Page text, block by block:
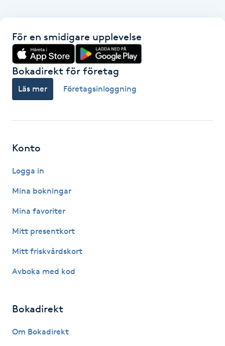
Fransförlängning Megavolym
Fransförlängning Volym
Fransrengöring
Frekvensterapi
Friskvårdsmassage
Frisör
Färgning
För en smidigare upplevelse
Bokadirekt för företag
Läs mer Företagsinloggning
Konto
Logga in
Mina bokningar
Mina favoriter
Mitt presentkort
Mitt friskvårdskort
Avboka med kod
Bokadirekt
Om Bokadirekt